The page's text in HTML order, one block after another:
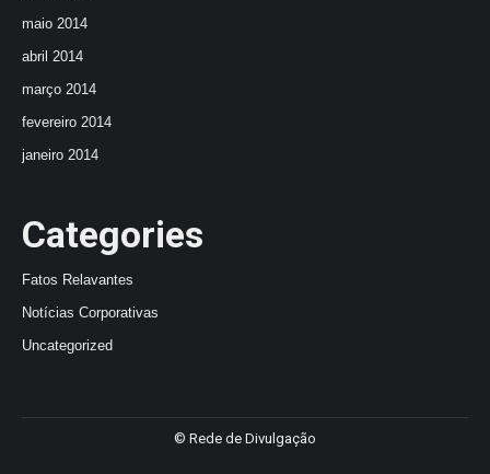
maio 2014
abril 2014
março 2014
fevereiro 2014
janeiro 2014
Categories
Fatos Relavantes
Notícias Corporativas
Uncategorized
© Rede de Divulgação